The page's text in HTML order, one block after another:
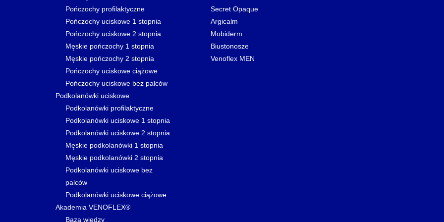
Pończochy profilaktyczne
Pończochy uciskowe 1 stopnia
Pończochy uciskowe 2 stopnia
Męskie pończochy 1 stopnia
Męskie pończochy 2 stopnia
Pończochy uciskowe ciążowe
Pończochy uciskowe bez palców
Podkolanówki uciskowe
Podkolanówki profilaktyczne
Podkolanówki uciskowe 1 stopnia
Podkolanówki uciskowe 2 stopnia
Męskie podkolanówki 1 stopnia
Męskie podkolanówki 2 stopnia
Podkolanówki uciskowe bez
palców
Podkolanówki uciskowe ciążowe
Akademia VENOFLEX®
Baza wiedzy
Secret Opaque
Argicalm
Mobiderm
Biustonosze
Venoflex MEN